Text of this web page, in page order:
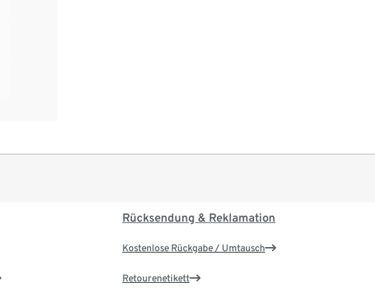
Rücksendung & Reklamation
Kostenlose Rückgabe / Umtausch
Retourenetikett